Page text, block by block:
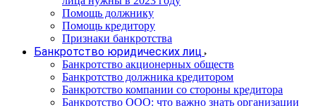
Помощь должнику
Помощь кредитору
Признаки банкротства
Банкротство юридических лиц
Банкротство акционерных обществ
Банкротство должника кредитором
Банкротство компании со стороны кредитора
Банкротство ООО: что важно знать организации